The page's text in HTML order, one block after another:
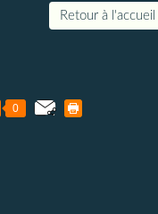
Retour à l'accueil
0